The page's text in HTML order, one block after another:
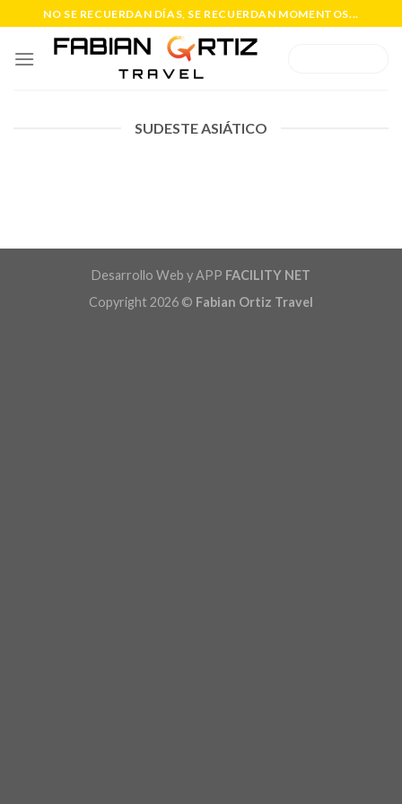
al
contenido
NO SE RECUERDAN DÍAS, SE RECUERDAN MOMENTOS...
SUDESTE ASIÁTICO
Desarrollo Web y APP FACILITY NET
Copyright 2026 © Fabian Ortiz Travel